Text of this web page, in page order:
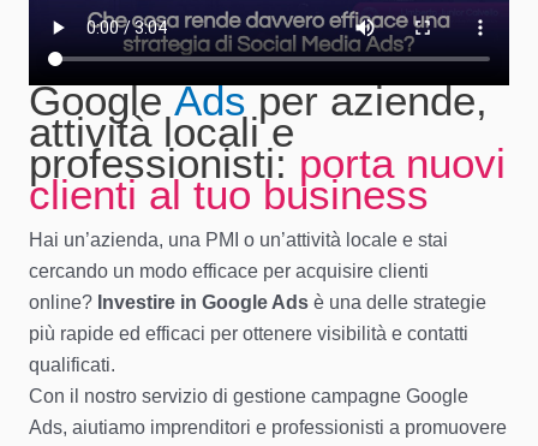
GoogleAdsper aziende,
attività locali e
professionisti: porta nuovi
clienti al tuo business
Hai un’azienda, una PMI o un’attività locale e stai
cercando un modo efficace per acquisire clienti
online? Investire in Google Ads è una delle strategie
più rapide ed efficaci per ottenere visibilità e contatti
qualificati.
Con il nostro servizio di gestione campagne Google
Ads, aiutiamo imprenditori e professionisti a promuovere